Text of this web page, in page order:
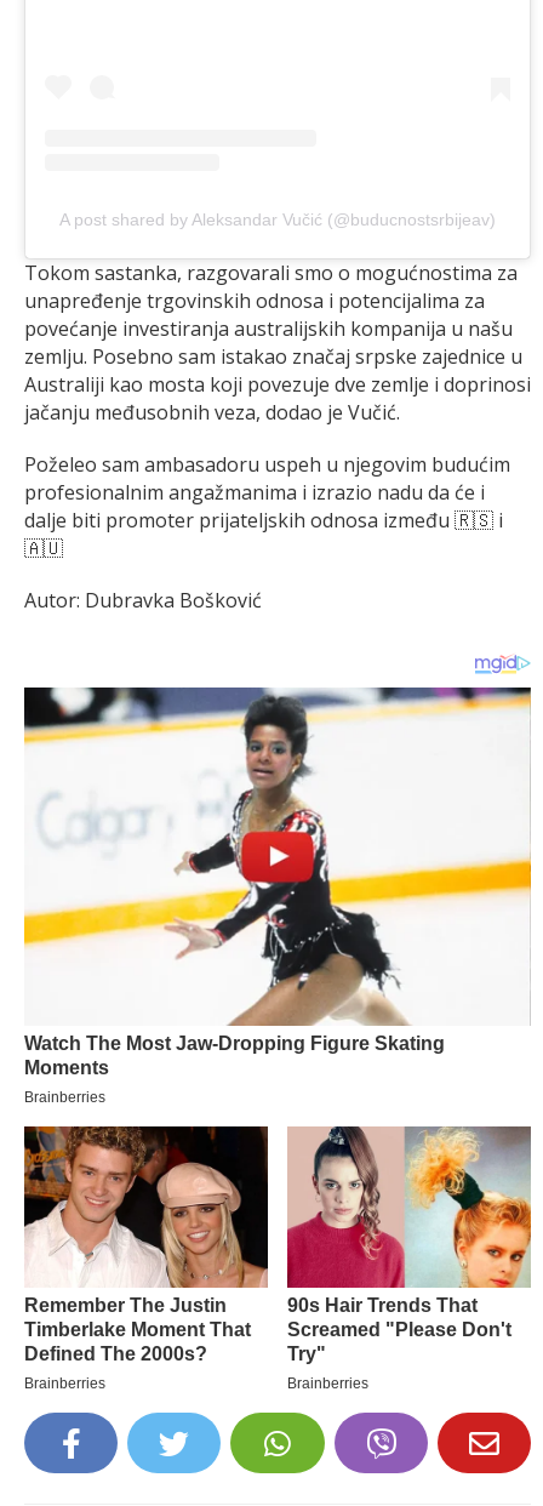
A post shared by Aleksandar Vučić (@buducnostsrbijeav)
Tokom sastanka, razgovarali smo o mogućnostima za
unapređenje trgovinskih odnosa i potencijalima za
povećanje investiranja australijskih kompanija u našu
zemlju. Posebno sam istakao značaj srpske zajednice u
Australiji kao mosta koji povezuje dve zemlje i doprinosi
jačanju međusobnih veza, dodao je Vučić.
Poželeo sam ambasadoru uspeh u njegovim budućim
profesionalnim angažmanima i izrazio nadu da će i
dalje biti promoter prijateljskih odnosa između 🇷🇸 i
🇦🇺
Autor: Dubravka Bošković